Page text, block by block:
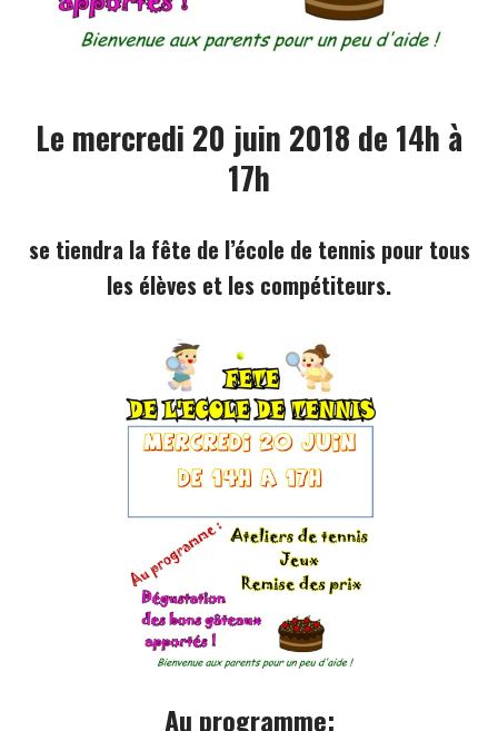
Le mercredi 20 juin 2018 de 14h à
17h
se tiendra la fête de l’école de tennis pour tous
les élèves et les compétiteurs.
Au programme: